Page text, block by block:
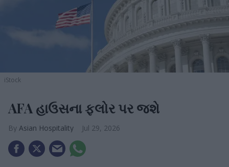
iStock
AFA હાઉસના ફ્લોર પર જશે
Asian Hospitality Jul 29, 2026